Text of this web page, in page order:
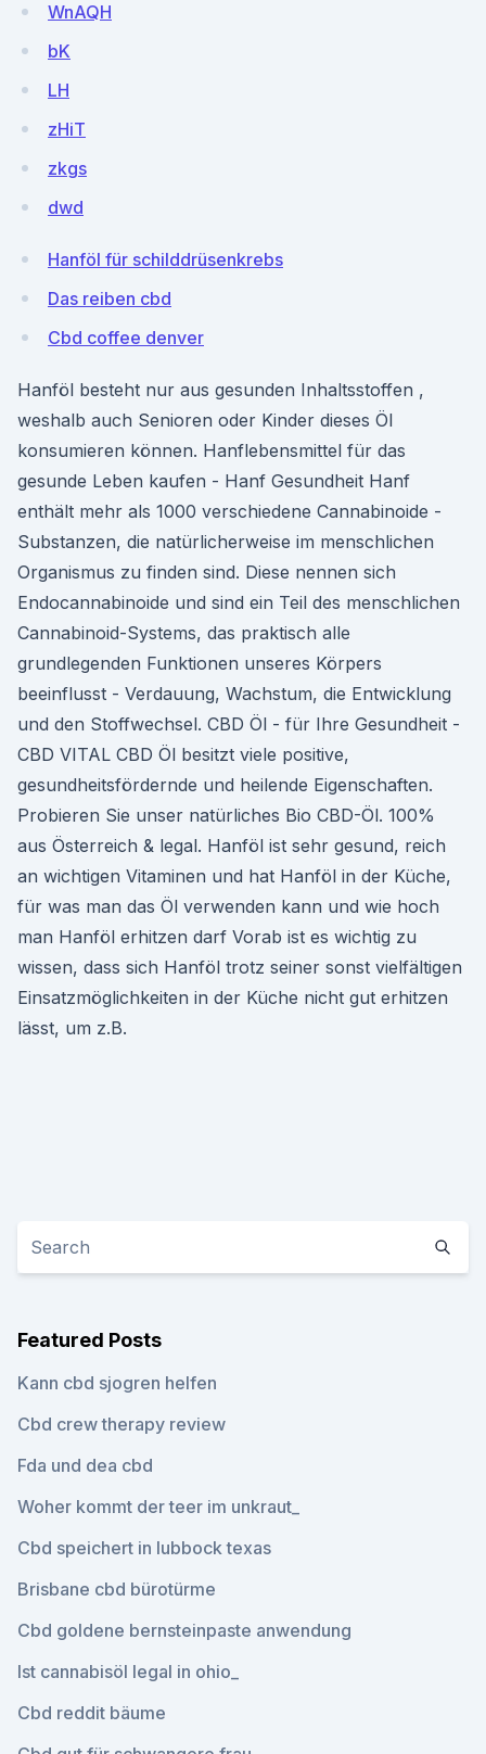
WnAQH
bK
LH
zHiT
zkgs
dwd
Hanföl für schilddrüsenkrebs
Das reiben cbd
Cbd coffee denver
Hanföl besteht nur aus gesunden Inhaltsstoffen ,
weshalb auch Senioren oder Kinder dieses Öl
konsumieren können. Hanflebensmittel für das
gesunde Leben kaufen - Hanf Gesundheit Hanf
enthält mehr als 1000 verschiedene Cannabinoide -
Substanzen, die natürlicherweise im menschlichen
Organismus zu finden sind. Diese nennen sich
Endocannabinoide und sind ein Teil des menschlichen
Cannabinoid-Systems, das praktisch alle
grundlegenden Funktionen unseres Körpers
beeinflusst - Verdauung, Wachstum, die Entwicklung
und den Stoffwechsel. CBD Öl - für Ihre Gesundheit -
CBD VITAL CBD Öl besitzt viele positive,
gesundheitsfördernde und heilende Eigenschaften.
Probieren Sie unser natürliches Bio CBD-Öl. 100%
aus Österreich & legal. Hanföl ist sehr gesund, reich
an wichtigen Vitaminen und hat Hanföl in der Küche,
für was man das Öl verwenden kann und wie hoch
man Hanföl erhitzen darf Vorab ist es wichtig zu
wissen, dass sich Hanföl trotz seiner sonst vielfältigen
Einsatzmöglichkeiten in der Küche nicht gut erhitzen
lässt, um z.B.
Featured Posts
Kann cbd sjogren helfen
Cbd crew therapy review
Fda und dea cbd
Woher kommt der teer im unkraut_
Cbd speichert in lubbock texas
Brisbane cbd bürotürme
Cbd goldene bernsteinpaste anwendung
Ist cannabisöl legal in ohio_
Cbd reddit bäume